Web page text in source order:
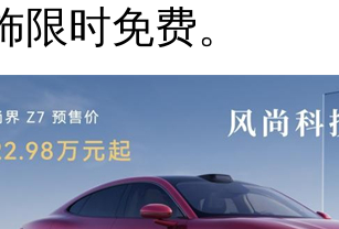
限时免费。